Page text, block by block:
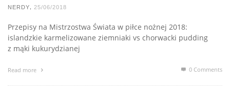
NERDY 25/06/2018
Przepisy na Mistrzostwa Świata w piłce nożnej 2018:
islandzkie karmelizowane ziemniaki vs chorwacki pudding
z mąki kukurydzianej
Read more 0 Comments